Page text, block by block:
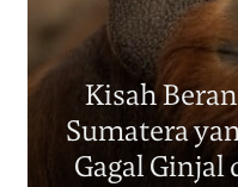
Populasi
Sumatera
Individu
Junaidi
Kisah
Sumatera
Gagal Ginjal